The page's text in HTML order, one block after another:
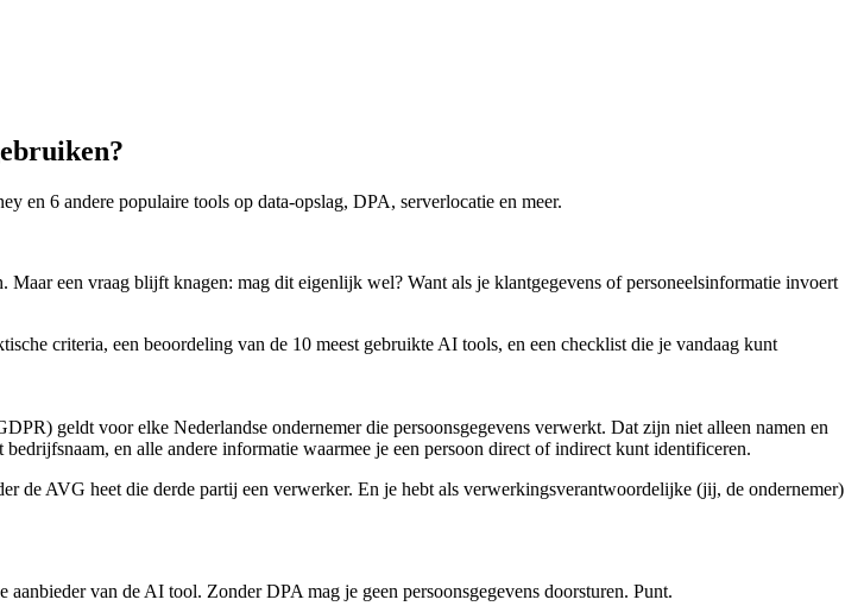
6 andere populaire tools op data-opslag, DPA, serverlocatie en meer.
een vraag blijft knagen: mag dit eigenlijk wel? Want als je klantgegevens of personeelsinformatie invoert
criteria, een beoordeling van de 10 meest gebruikte AI tools, en een checklist die je vandaag kunt
geldt voor elke Nederlandse ondernemer die persoonsgegevens verwerkt. Dat zijn niet alleen namen en
en alle andere informatie waarmee je een persoon direct of indirect kunt identificeren.
de AVG heet die derde partij een verwerker. En je hebt als verwerkingsverantwoordelijke (jij, de ondernemer)
van de AI tool. Zonder DPA mag je geen persoonsgegevens doorsturen. Punt.